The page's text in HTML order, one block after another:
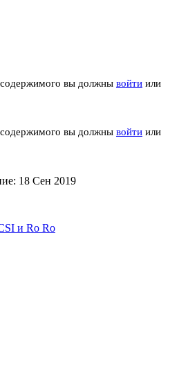
вы должны войти или
вы должны войти или
18 Сен 2019
и Ro Ro